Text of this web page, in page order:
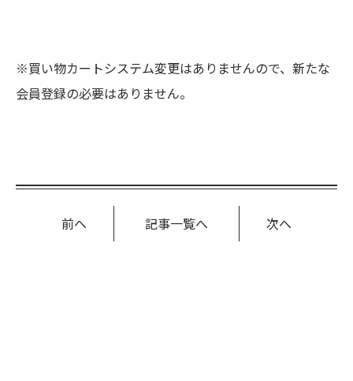
※買い物カートシステム変更はありませんので、新たな
会員登録の必要はありません。
前へ 次へ
記事一覧へ